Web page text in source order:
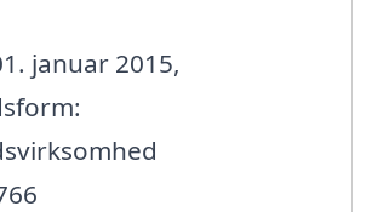
januar 2015,